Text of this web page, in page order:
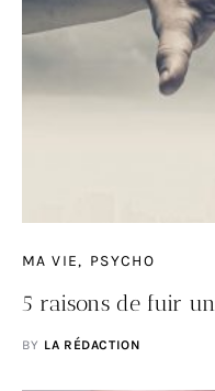
MA VIE PSYCHO
5 raisons de fuir
BY LA RÉDACTION